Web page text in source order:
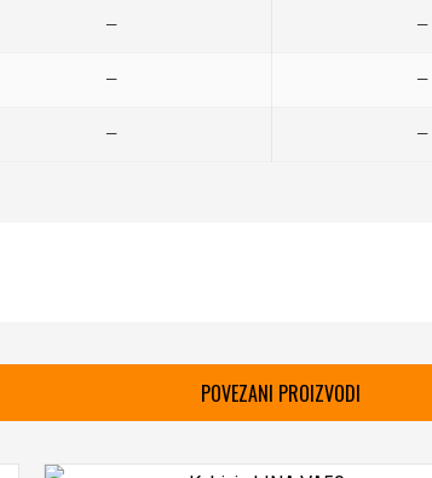
— —
— —
— —
POVEZANI PROIZVODI